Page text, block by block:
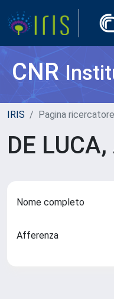
CNR
IRIS Pagina ricercatore
DE
Nome completo
Afferenza